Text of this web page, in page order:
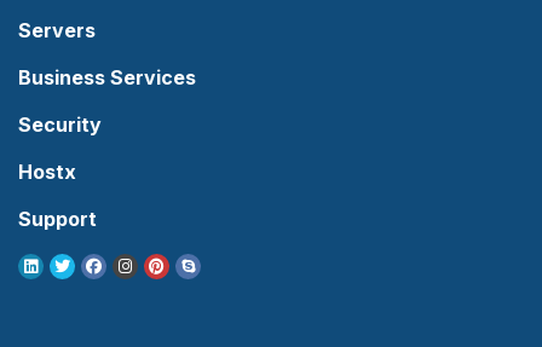
Servers
Business Services
Security
Hostx
Support